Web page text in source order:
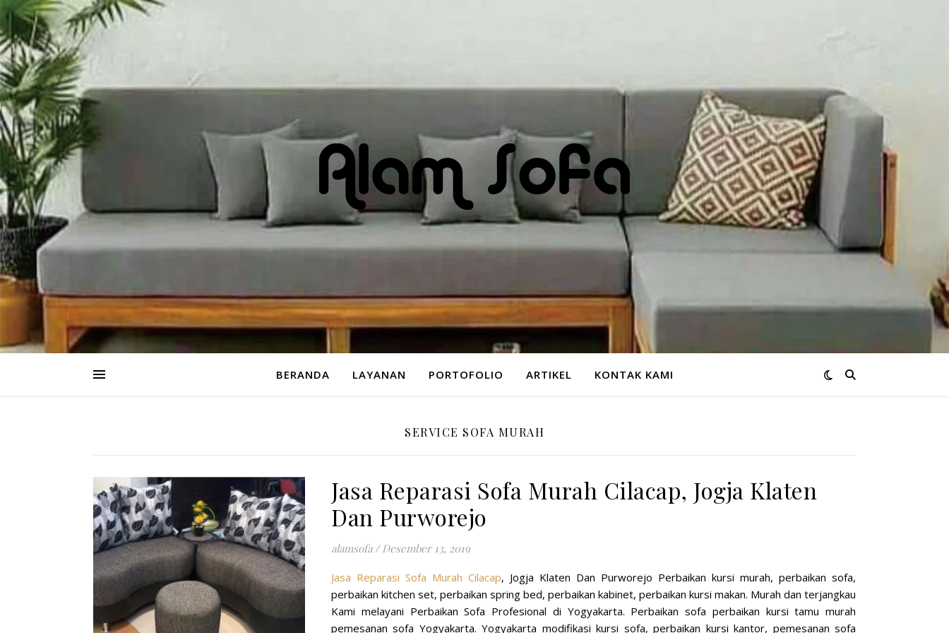
BERANDA LAYANAN PORTOFOLIO ARTIKEL KONTAK KAMI
SERVICE SOFA MURAH
Jasa Reparasi Sofa Murah Cilacap, Jogja Klaten
Dan Purworejo
alamsofa / Desember 13, 2019
Jasa Reparasi Sofa Murah Cilacap, Jogja Klaten Dan Purworejo Perbaikan kursi murah, perbaikan sofa,
perbaikan kitchen set, perbaikan spring bed, perbaikan kabinet, perbaikan kursi makan. Murah dan terjangkau
Kami melayani Perbaikan Sofa Profesional di Yogyakarta. Perbaikan sofa perbaikan kursi tamu murah
pemesanan sofa Yogyakarta. Yogyakarta modifikasi kursi sofa, perbaikan kursi kantor, pemesanan sofa